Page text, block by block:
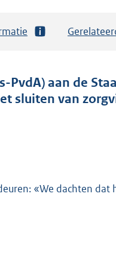
PvdA) aan de
sluiten van
«We dachten